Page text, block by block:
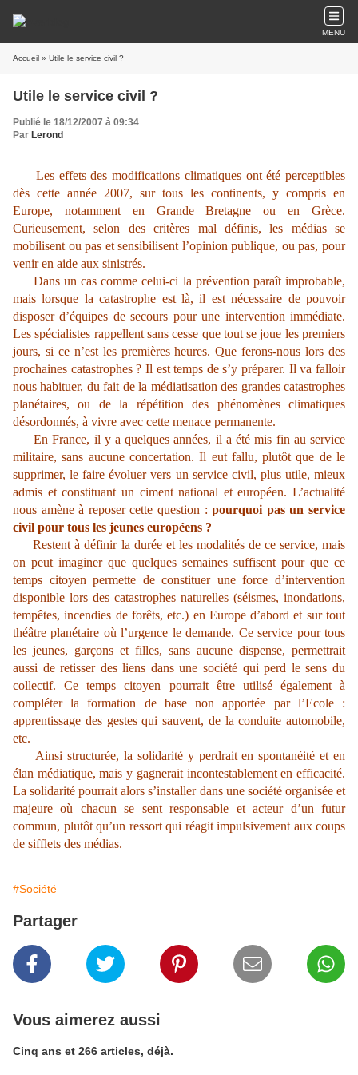
MENU
Accueil » Utile le service civil ?
Utile le service civil ?
Publié le 18/12/2007 à 09:34
Par Lerond
Les effets des modifications climatiques ont été perceptibles
dès cette année 2007, sur tous les continents, y compris en
Europe, notamment en Grande Bretagne ou en Grèce.
Curieusement, selon des critères mal définis, les médias se
mobilisent ou pas et sensibilisent l’opinion publique, ou pas, pour
venir en aide aux sinistrés.
Dans un cas comme celui-ci la prévention paraît improbable,
mais lorsque la catastrophe est là, il est nécessaire de pouvoir
disposer d’équipes de secours pour une intervention immédiate.
Les spécialistes rappellent sans cesse que tout se joue les premiers
jours, si ce n’est les premières heures. Que ferons-nous lors des
prochaines catastrophes ? Il est temps de s’y préparer. Il va falloir
nous habituer, du fait de la médiatisation des grandes catastrophes
planétaires, ou de la répétition des phénomènes climatiques
désordonnés, à vivre avec cette menace permanente.
En France, il y a quelques années, il a été mis fin au service
militaire, sans aucune concertation. Il eut fallu, plutôt que de le
supprimer, le faire évoluer vers un service civil, plus utile, mieux
admis et constituant un ciment national et européen. L’actualité
nous amène à reposer cette question :pourquoi pas un service
civil pour tous les jeunes européens ?
Restent à définir la durée et les modalités de ce service, mais
on peut imaginer que quelques semaines suffisent pour que ce
temps citoyen permette de constituer une force d’intervention
disponible lors des catastrophes naturelles (séismes, inondations,
tempêtes, incendies de forêts, etc.) en Europe d’abord et sur tout
théâtre planétaire où l’urgence le demande. Ce service pour tous
les jeunes, garçons et filles, sans aucune dispense, permettrait
aussi de retisser des liens dans une société qui perd le sens du
collectif. Ce temps citoyen pourrait être utilisé également à
compléter la formation de base non apportée par l’Ecole :
apprentissage des gestes qui sauvent, de la conduite automobile,
etc.
Ainsi structurée, la solidarité y perdrait en spontanéité et en
élan médiatique, mais y gagnerait incontestablement en efficacité.
La solidarité pourrait alors s’installer dans une société organisée et
majeure où chacun se sent responsable et acteur d’un futur
commun, plutôt qu’un ressort qui réagit impulsivement aux coups
de sifflets des médias.
#Société
Partager
Vous aimerez aussi
Cinq ans et 266 articles, déjà.